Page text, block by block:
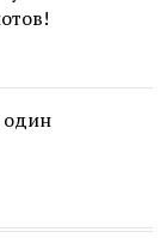
один